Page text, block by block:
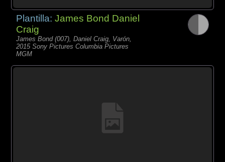
Plantilla:James Bond Daniel
Craig
James Bond (007), Daniel Craig, Varón,
2015 Sony Pictures Columbia Pictures
MGM